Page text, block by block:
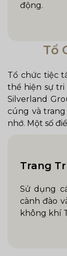
động.
Tổ
Tổ chức tiệc
thể hiện sự tri
Silverland
cúng và
nhớ. Một số
Trang
Sử dụng
cành đào
không khí